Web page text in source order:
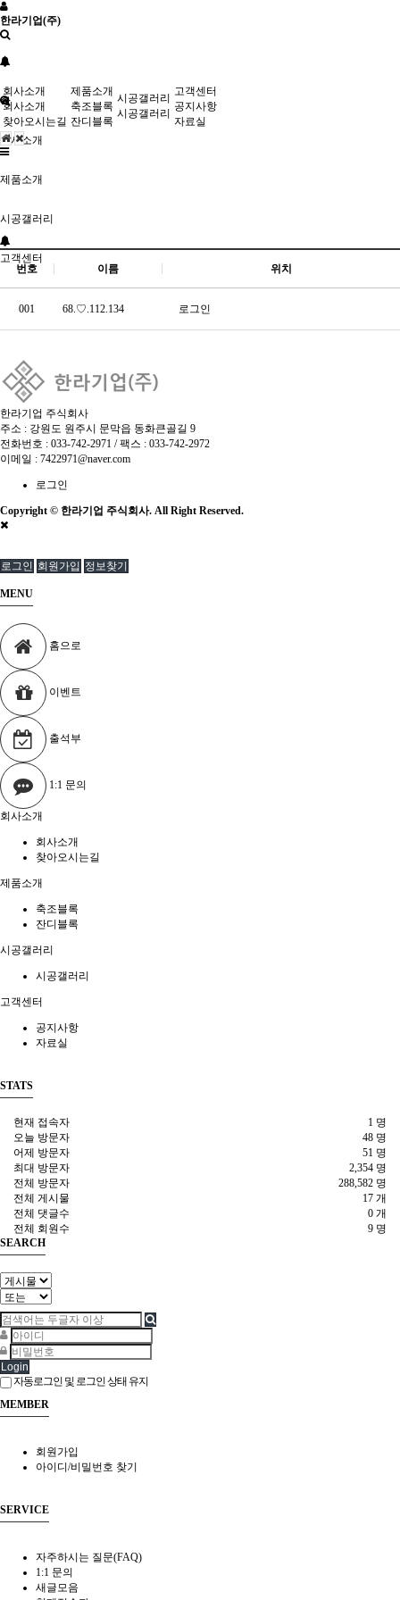
한라기업(주)
회사소개
제품소개
시공갤러리
고객센터
회사소개
회사소개
찾아오시는길
제품소개
축조블록
잔디블록
시공갤러리
시공갤러리
고객센터
공지사항
자료실
번호 이름 위치
001 68.♡.112.134 로그인
한라기업 주식회사
주소 : 강원도 원주시 문막읍 동화큰골길 9
전화번호 : 033-742-2971 / 팩스 : 033-742-2972
이메일 : 7422971@naver.com
로그인
Copyright © 한라기업 주식회사. All Right Reserved.
로그인 회원가입 정보찾기
MENU
홈으로
이벤트
출석부
1:1 문의
회사소개
회사소개
찾아오시는길
제품소개
축조블록
잔디블록
시공갤러리
시공갤러리
고객센터
공지사항
자료실
STATS
1 명
현재 접속자
48 명
오늘 방문자
51 명
어제 방문자
2,354 명
최대 방문자
288,582 명
전체 방문자
17 개
전체 게시물
0 개
전체 댓글수
9 명
전체 회원수
SEARCH
Login
자동로그인 및 로그인 상태 유지
MEMBER
회원가입
아이디/비밀번호 찾기
SERVICE
자주하시는 질문(FAQ)
1:1 문의
새글모음